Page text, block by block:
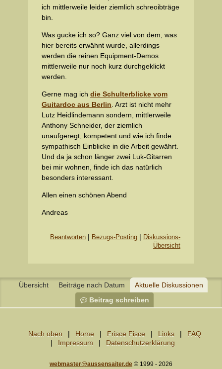
ich mittlerweile leider ziemlich schreoibträge
bin.
Was gucke ich so? Ganz viel von dem, was
hier bereits erwähnt wurde, allerdings
werden die reinen Equipment-Demos
mittlerweile nur noch kurz durchgeklickt
werden.
Gerne mag ich die Schulterblicke vom
Guitardoc aus Berlin . Arzt ist nicht mehr
Lutz Heidlindemann sondern, mittlerweile
Anthony Schneider, der ziemlich
unaufgeregt, kompetent und wie ich finde
sympathisch Einblicke in die Arbeit gewährt.
Und da ja schon länger zwei Luk-Gitarren
bei mir wohnen, finde ich das natürlich
besonders interessant.
Allen einen schönen Abend
Andreas
Beantworten | Bezugs-Posting | Diskussions-
Übersicht
Übersicht Beiträge nach Datum
Aktuelle Diskussionen
Beitrag schreiben
Nach oben Home Frisce Fisce Links
FAQ
Impressum
Datenschutzerklärung
webmaster@aussensaiter.de © 1999 - 2026